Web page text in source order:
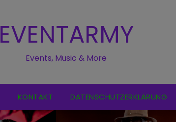
EVENTARMY
Events, Music & More
KONTAKT DATENSCHUTZERKLÄRUNG